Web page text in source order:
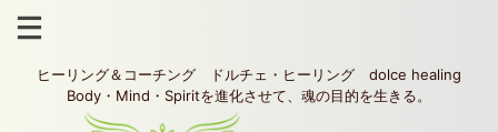
ヒーリング＆コーチング ドルチェ・ヒーリング dolce healing
Body・Mind・Spiritを進化させて、魂の目的を生きる。